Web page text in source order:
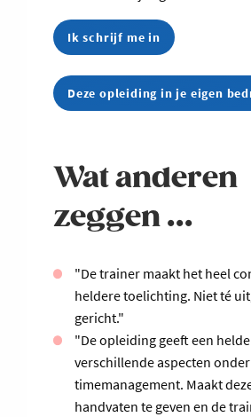
Ik schrijf me in
Deze opleiding in je eigen
Wat anderen
zeggen ...
"De trainer maakt het heel
heldere toelichting. Niet té
gericht."
"De opleiding geeft een
verschillende aspecten onder
timemanagement. Maakt
handvaten te geven en de